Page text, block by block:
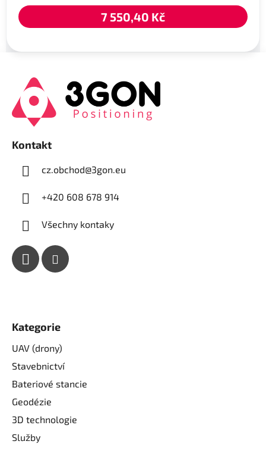
7 550,40 Kč
Kontakt
cz.obchod@3gon.eu
+420 608 678 914
Všechny kontaky
Kategorie
UAV (drony)
Stavebnictví
Bateriové stancie
Geodézie
3D technologie
Služby